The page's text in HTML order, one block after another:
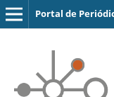
Portal de